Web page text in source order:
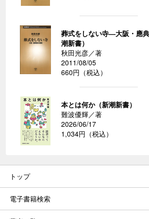
葬式をしない寺―大阪・應
潮新書）
秋田光彦／著
2011/08/05
660円（税込）
本とは何か（新潮新書）
難波優輝／著
2026/06/17
1,034円（税込）
トップ
電子書籍検索